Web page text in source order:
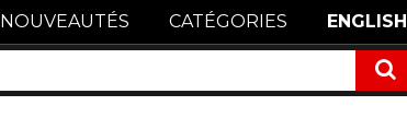
NOUVEAUTÉS CATÉGORIES ENGLISH